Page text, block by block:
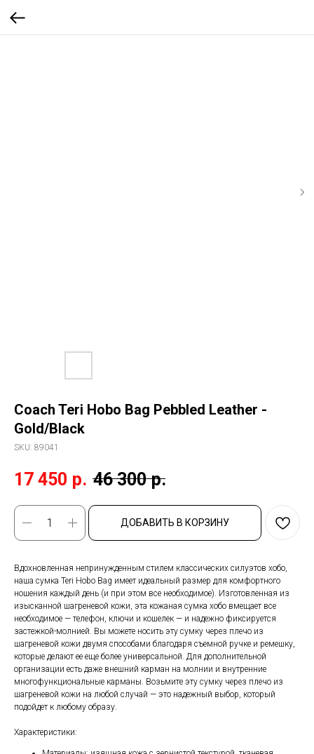
Coach Teri Hobo Bag Pebbled Leather -
Gold/Black
SKU: 89041
17 450 р. 46 300 р.
ДОБАВИТЬ В КОРЗИНУ
Вдохновленная непринужденным стилем классических силуэтов хобо,
наша сумка Teri Hobo Bag имеет идеальный размер для комфортного
ношения каждый день (и при этом все необходимое). Изготовленная из
изысканной шагреневой кожи, эта кожаная сумка хобо вмещает все
необходимое — телефон, ключи и кошелек — и надежно фиксируется
застежкой-молнией. Вы можете носить эту сумку через плечо из
шагреневой кожи двумя способами благодаря съемной ручке и ремешку,
которые делают ее еще более универсальной. Для дополнительной
организации есть даже внешний карман на молнии и внутренние
многофункциональные карманы. Возьмите эту сумку через плечо из
шагреневой кожи на любой случай — это надежный выбор, который
подойдет к любому образу.
Характеристики: